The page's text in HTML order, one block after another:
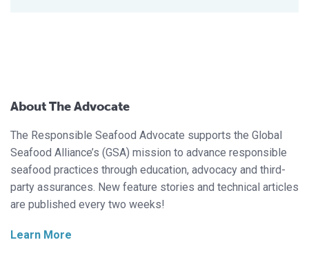
About The Advocate
The Responsible Seafood Advocate supports the Global
Seafood Alliance’s (GSA) mission to advance responsible
seafood practices through education, advocacy and third-
party assurances. New feature stories and technical articles
are published every two weeks!
Learn More